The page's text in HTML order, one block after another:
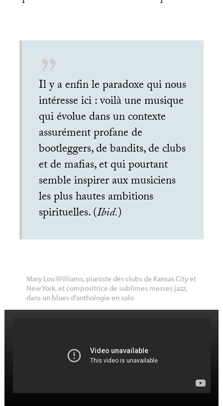
Il y a enfin le paradoxe qui nous
intéresse ici : voilà une musique
qui évolue dans un contexte
assurément profane de
bootleggers, de bandits, de clubs
et de mafias, et qui pourtant
semble inspirer aux musiciens
les plus hautes ambitions
spirituelles. (Ibid.)
Mary Lou Williams, pianiste des clubs de Kansas City et
New York, et compositrice de sublimes messes jazz,
dans un blues d’anthologie en solo